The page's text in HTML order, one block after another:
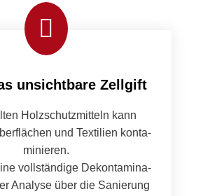

unsichtbare Zellgift
Holzschutzmit­teln kann
und Tex­tilien kon­t­a­
minieren.
voll­ständi­ge Dekon­t­a­m­i­na­
Analyse über die Sanierung